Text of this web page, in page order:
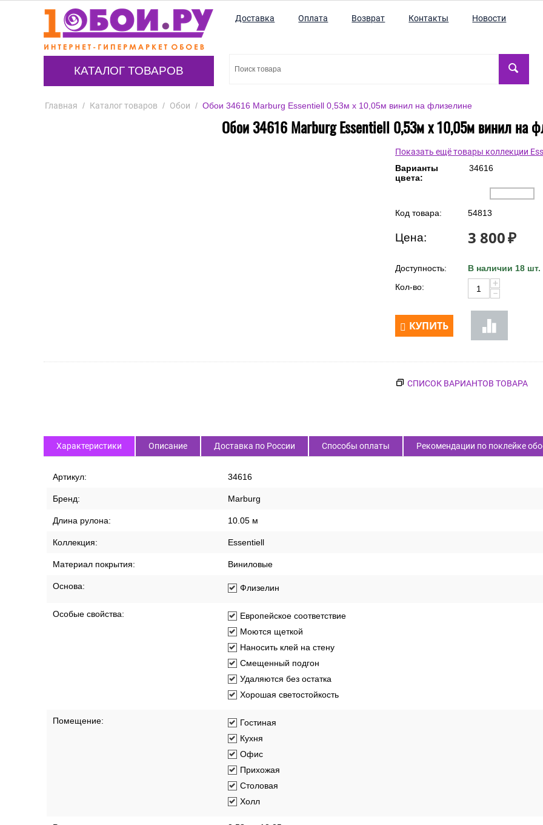
КАТАЛОГ ТОВАРОВ
Доставка Оплата Возврат Контакты Новости
Главная / Каталог товаров / Обои / Обои 34616 Marburg Essentiell 0,53м х 10,05м винил на флизелине
Обои 34616 Marburg Essentiell 0,53м х 10,05м винил на
Показать ещё товары коллекции
Варианты
цвета:
34616
Код товара: 54813
Цена: 3 800₽
Доступность:
В наличии 18 шт.
Кол-во:
+
−
КУПИТЬ
СПИСОК ВАРИАНТОВ ТОВАРА
Характеристики Описание Доставка по России Способы оплаты Рекомендации по поклейке
Артикул: 34616
Бренд: Marburg
Длина рулона: 10.05 м
Коллекция: Essentiell
Материал покрытия: Виниловые
Основа: Флизелин
Особые свойства:
Европейское соответствие
Моются щеткой
Наносить клей на стену
Смещенный подгон
Удаляются без остатка
Хорошая светостойкость
Помещение:
Гостиная
Кухня
Офис
Прихожая
Столовая
Холл